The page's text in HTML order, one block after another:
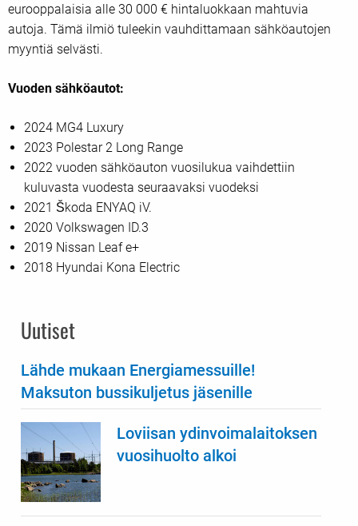
eurooppalaisia alle 30 000 € hintaluokkaan mahtuvia
autoja. Tämä ilmiö tuleekin vauhdittamaan sähköautojen
myyntiä selvästi.
Vuoden sähköautot:
2024 MG4 Luxury
2023 Polestar 2 Long Range
2022 vuoden sähköauton vuosilukua vaihdettiin
kuluvasta vuodesta seuraavaksi vuodeksi
2021 Škoda ENYAQ iV.
2020 Volkswagen ID.3
2019 Nissan Leaf e+
2018 Hyundai Kona Electric
Uutiset
Lähde mukaan Energiamessuille!
Maksuton bussikuljetus jäsenille
Loviisan ydinvoimalaitoksen
vuosihuolto alkoi